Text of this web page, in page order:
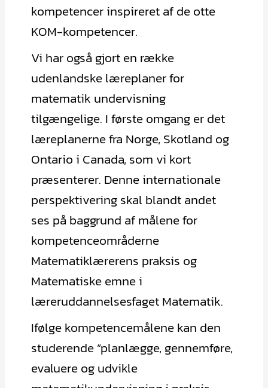
kompetencer inspireret af de otte
KOM-kompetencer.
Vi har også gjort en række
udenlandske læreplaner for
matematik undervisning
tilgængelige. I første omgang er det
læreplanerne fra Norge, Skotland og
Ontario i Canada, som vi kort
præsenterer. Denne internationale
perspektivering skal blandt andet
ses på baggrund af målene for
kompetenceområderne
Matematiklærerens praksis og
Matematiske emne i
læreruddannelsesfaget Matematik.
Ifølge kompetencemålene kan den
studerende ”planlægge, gennemføre,
evaluere og udvikle